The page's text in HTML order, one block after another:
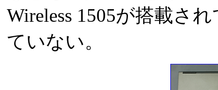
Wireless 1505が搭載さ
ていない。